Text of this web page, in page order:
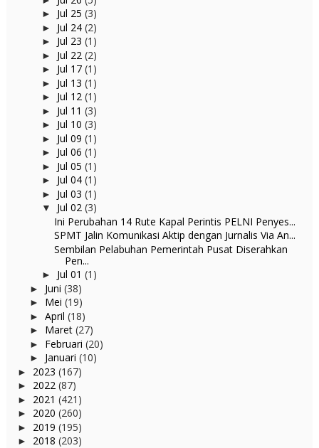
► Jul 25 (3)
► Jul 24 (2)
► Jul 23 (1)
► Jul 22 (2)
► Jul 17 (1)
► Jul 13 (1)
► Jul 12 (1)
► Jul 11 (3)
► Jul 10 (3)
► Jul 09 (1)
► Jul 06 (1)
► Jul 05 (1)
► Jul 04 (1)
► Jul 03 (1)
▼ Jul 02 (3)
Ini Perubahan 14 Rute Kapal Perintis PELNI Penyes...
SPMT Jalin Komunikasi Aktip dengan Jurnalis Via An...
Sembilan Pelabuhan Pemerintah Pusat Diserahkan
Pen...
► Jul 01 (1)
► Juni (38)
► Mei (19)
► April (18)
► Maret (27)
► Februari (20)
► Januari (10)
► 2023 (167)
► 2022 (87)
► 2021 (421)
► 2020 (260)
► 2019 (195)
► 2018 (203)